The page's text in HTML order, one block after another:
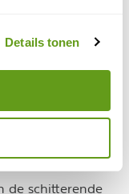
Details tonen
ook een aantal
de schitterende